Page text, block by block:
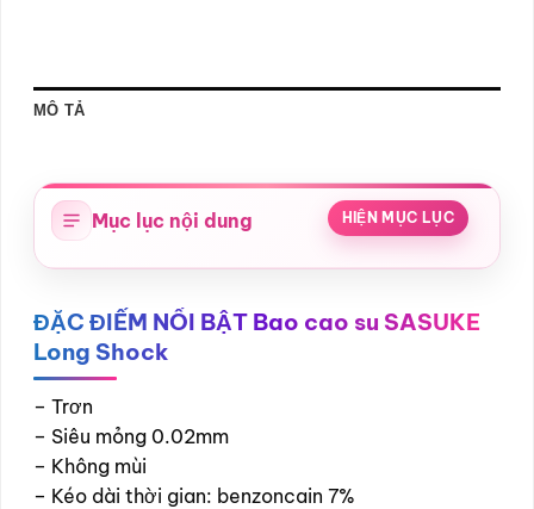
MÔ TẢ
Mục lục nội dung HIỆN MỤC LỤC
ĐẶC ĐIỂM NỔI BẬT Bao cao su SASUKE
Long Shock
– Trơn
– Siêu mỏng 0.02mm
– Không mùi
– Kéo dài thời gian: benzoncain 7%